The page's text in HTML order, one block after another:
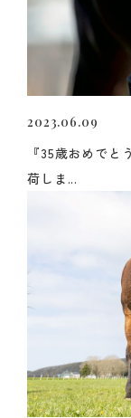
2023.06.09
『35歳おめで
荷しま...